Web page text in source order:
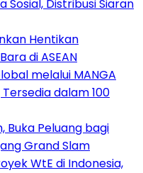
Sosial, Distribusi Siaran
Hentikan
di ASEAN
melalui MANGA
dalam 100
Buka Peluang bagi
Grand Slam
WtE di Indonesia,